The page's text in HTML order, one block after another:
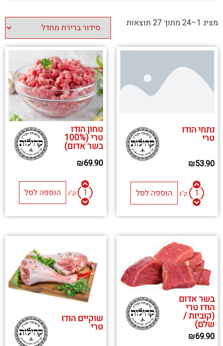
מציג 1–24 מתוך 27 תוצאות
נתחי הודו
טרי
₪53.90
ק"ג הוספה לסל
טחון הודו
טרי (100%
בשר אדום)
₪69.90
ק"ג הוספה לסל
בשר אדום
הודו טרי
(קוביות /
שלם)
₪69.90
שוקיים הודו
טרי